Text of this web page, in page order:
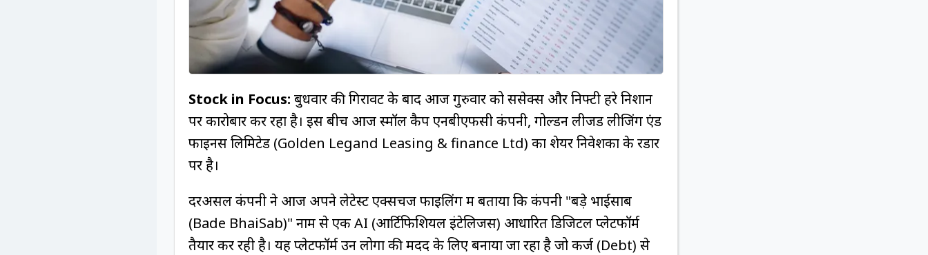
Stock in Focus: बुधवार की गिरावट के बाद आज गुरुवार को सेंसेक्स और निफ्टी हरे निशान
पर कारोबार कर रहा है। इस बीच आज स्मॉल कैप एनबीएफसी कंपनी, गोल्डन लीजेंड लीजिंग एंड
फाइनेंस लिमिटेड (Golden Legand Leasing & finance Ltd) का शेयर निवेशकों के रडार
पर है।
दरअसल कंपनी ने आज अपने लेटेस्ट एक्सचेंज फाइलिंग में बताया कि कंपनी "बड़े भाईसाब
(Bade BhaiSab)" नाम से एक AI (आर्टिफिशियल इंटेलिजेंस) आधारित डिजिटल प्लेटफॉर्म
तैयार कर रही है। यह प्लेटफॉर्म उन लोगों की मदद के लिए बनाया जा रहा है जो कर्ज (Debt) से